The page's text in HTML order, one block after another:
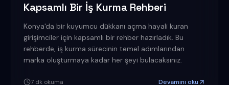
Kapsamlı Bir İş Kurma Rehberi
Konya'da bir kuyumcu dükkanı açma hayali kuran
girişimciler için kapsamlı bir rehber hazırladık. Bu
rehberde, iş kurma sürecinin temel adımlarından
marka oluşturmaya kadar her şeyi bulacaksınız.
7dk okuma Devamını oku